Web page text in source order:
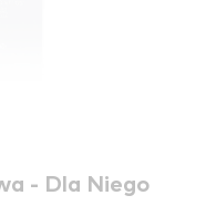
- Dla Niego